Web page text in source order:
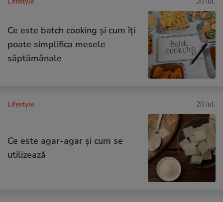
Ce este batch cooking și cum îți
poate simplifica mesele
săptămânale
Lifestyle 20 iul.
Ce este agar-agar și cum se
utilizează